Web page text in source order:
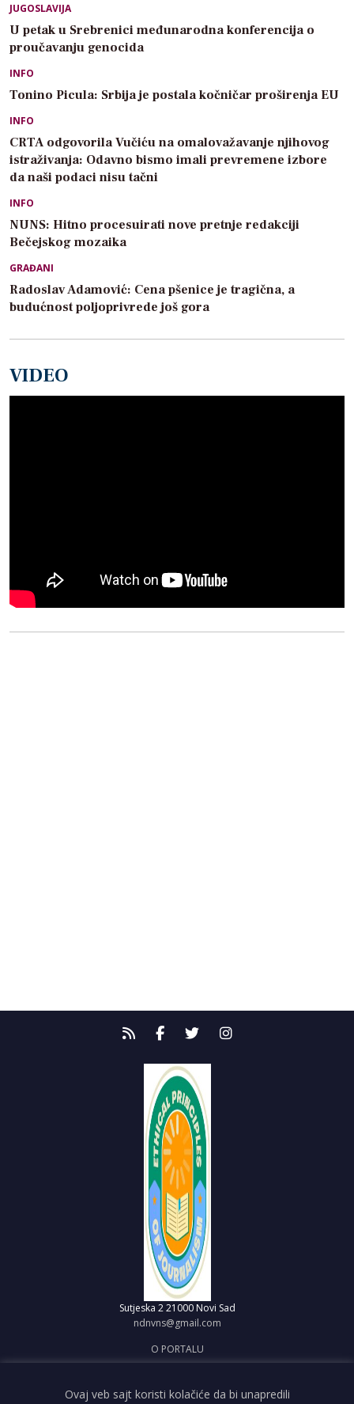
JUGOSLAVIJA
U petak u Srebrenici međunarodna konferencija o
proučavanju genocida
INFO
Tonino Picula: Srbija je postala kočničar proširenja EU
INFO
CRTA odgovorila Vučiću na omalovažavanje njihovog
istraživanja: Odavno bismo imali prevremene izbore
da naši podaci nisu tačni
INFO
NUNS: Hitno procesuirati nove pretnje redakciji
Bečejskog mozaika
GRAĐANI
Radoslav Adamović: Cena pšenice je tragična, a
budućnost poljoprivrede još gora
VIDEO
Sutjeska 2 21000 Novi Sad
ndnvns@gmail.com
O PORTALU
OBJAVI VEST
Ovaj veb sajt koristi kolačiće da bi unapredili